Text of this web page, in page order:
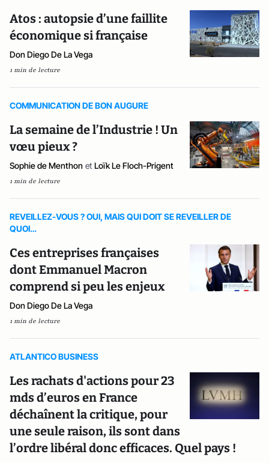
Atos : autopsie d’une faillite
économique si française
Don Diego De La Vega
1 min de lecture
COMMUNICATION DE BON AUGURE
La semaine de l’Industrie ! Un
vœu pieux ?
Sophie de Menthon et Loïk Le Floch-Prigent
1 min de lecture
REVEILLEZ-VOUS ? OUI, MAIS QUI DOIT SE REVEILLER DE
QUOI…
Ces entreprises françaises
dont Emmanuel Macron
comprend si peu les enjeux
Don Diego De La Vega
1 min de lecture
ATLANTICO BUSINESS
Les rachats d'actions pour 23
mds d’euros en France
déchaînent la critique, pour
une seule raison, ils sont dans
l’ordre libéral donc efficaces. Quel pays !